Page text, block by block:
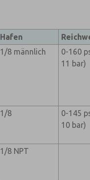
Hafen
1/8 männlich
0-160
11 bar)
1/8
0-145
10 bar)
1/8 NPT